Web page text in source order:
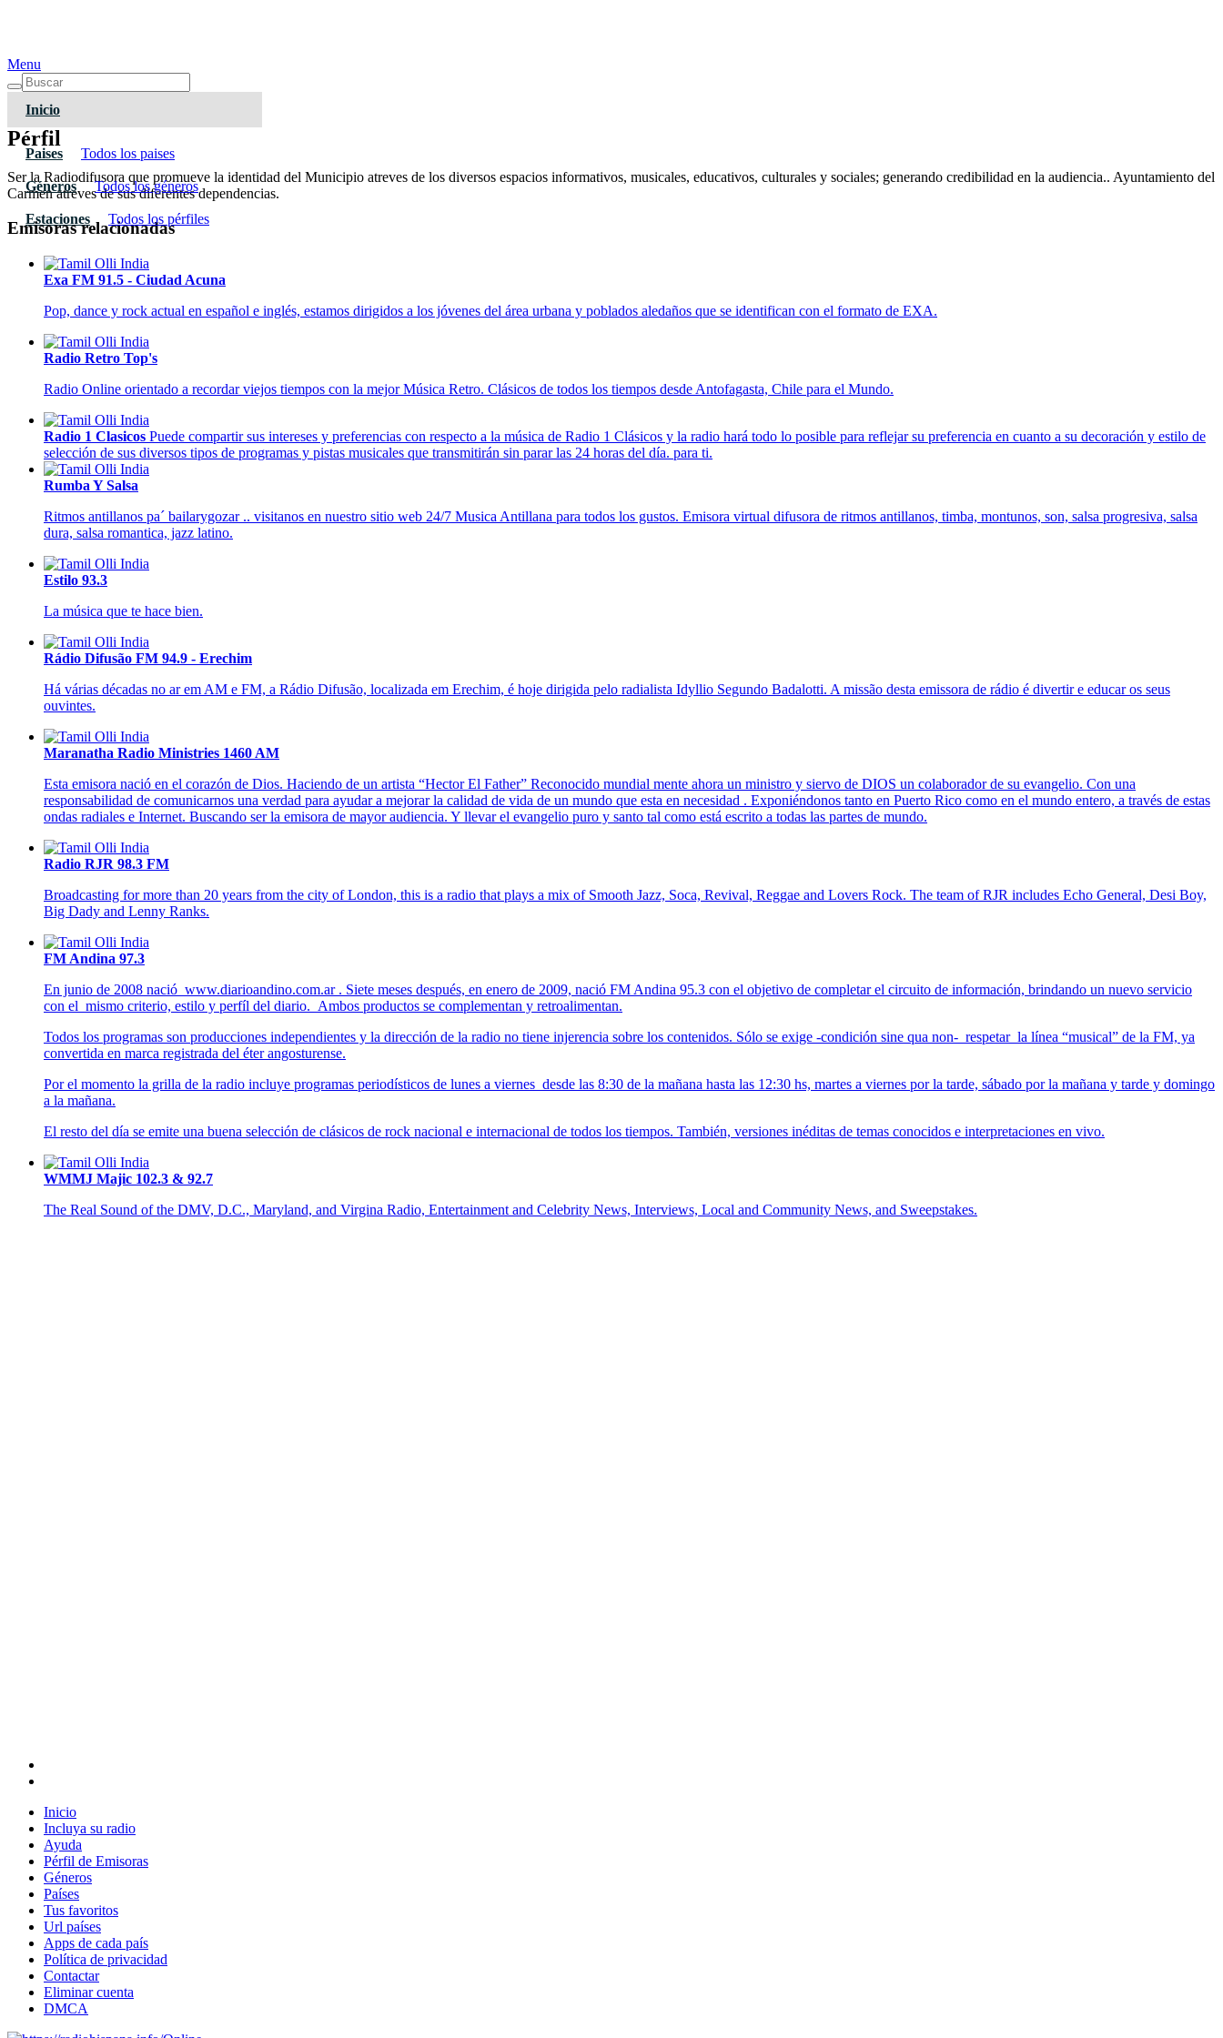
Menu
Inicio
Paises Todos los paises
Géneros Todos los géneros
Estaciones Todos los pérfiles
Pérfil
Ser la Radiodifusora que promueve la identidad del Municipio atreves de los diversos espacios informativos, musicales, educativos, culturales y sociales; generando credibilidad en la audiencia.. Ayuntamiento del
Carmen atreves de sus diferentes dependencias.
Emisoras relacionadas
Exa FM 91.5 - Ciudad Acuna
Pop, dance y rock actual en español e inglés, estamos dirigidos a los jóvenes del área urbana y poblados aledaños que se identifican con el formato de EXA.
Radio Retro Top's
Radio Online orientado a recordar viejos tiempos con la mejor Música Retro. Clásicos de todos los tiempos desde Antofagasta, Chile para el Mundo.
Radio 1 Clasicos Puede compartir sus intereses y preferencias con respecto a la música de Radio 1 Clásicos y la radio hará todo lo posible para reflejar su preferencia en cuanto a su decoración y estilo de
selección de sus diversos tipos de programas y pistas musicales que transmitirán sin parar las 24 horas del día. para ti.
Rumba Y Salsa
Ritmos antillanos pa´ bailarygozar .. visitanos en nuestro sitio web 24/7 Musica Antillana para todos los gustos. Emisora virtual difusora de ritmos antillanos, timba, montunos, son, salsa progresiva, salsa
dura, salsa romantica, jazz latino.
Estilo 93.3
La música que te hace bien.
Rádio Difusão FM 94.9 - Erechim
Há várias décadas no ar em AM e FM, a Rádio Difusão, localizada em Erechim, é hoje dirigida pelo radialista Idyllio Segundo Badalotti. A missão desta emissora de rádio é divertir e educar os seus
ouvintes.
Maranatha Radio Ministries 1460 AM
Esta emisora nació en el corazón de Dios. Haciendo de un artista “Hector El Father” Reconocido mundial mente ahora un ministro y siervo de DIOS un colaborador de su evangelio. Con una
responsabilidad de comunicarnos una verdad para ayudar a mejorar la calidad de vida de un mundo que esta en necesidad . Exponiéndonos tanto en Puerto Rico como en el mundo entero, a través de estas
ondas radiales e Internet. Buscando ser la emisora de mayor audiencia. Y llevar el evangelio puro y santo tal como está escrito a todas las partes de mundo.
Radio RJR 98.3 FM
Broadcasting for more than 20 years from the city of London, this is a radio that plays a mix of Smooth Jazz, Soca, Revival, Reggae and Lovers Rock. The team of RJR includes Echo General, Desi Boy,
Big Dady and Lenny Ranks.
FM Andina 97.3
En junio de 2008 nació www.diarioandino.com.ar . Siete meses después, en enero de 2009, nació FM Andina 95.3 con el objetivo de completar el circuito de información, brindando un nuevo servicio
con el mismo criterio, estilo y perfíl del diario. Ambos productos se complementan y retroalimentan.
Todos los programas son producciones independientes y la dirección de la radio no tiene injerencia sobre los contenidos. Sólo se exige -condición sine qua non- respetar la línea “musical” de la FM, ya
convertida en marca registrada del éter angosturense.
Por el momento la grilla de la radio incluye programas periodísticos de lunes a viernes desde las 8:30 de la mañana hasta las 12:30 hs, martes a viernes por la tarde, sábado por la mañana y tarde y domingo
a la mañana.
El resto del día se emite una buena selección de clásicos de rock nacional e internacional de todos los tiempos. También, versiones inéditas de temas conocidos e interpretaciones en vivo.
WMMJ Majic 102.3 & 92.7
The Real Sound of the DMV, D.C., Maryland, and Virgina Radio, Entertainment and Celebrity News, Interviews, Local and Community News, and Sweepstakes.
Inicio
Incluya su radio
Ayuda
Pérfil de Emisoras
Géneros
Países
Tus favoritos
Url países
Apps de cada país
Política de privacidad
Contactar
Eliminar cuenta
DMCA